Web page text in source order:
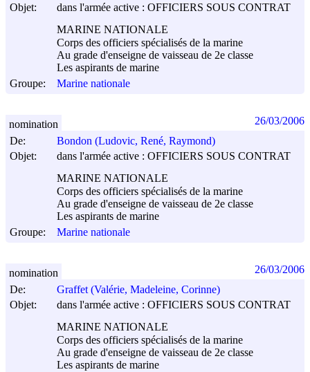
Objet:
dans l'armée active : OFFICIERS SOUS CONTRAT
MARINE NATIONALE
Corps des officiers spécialisés de la marine
Au grade d'enseigne de vaisseau de 2e classe
Les aspirants de marine
Groupe:
Marine nationale
De:
Bondon (Ludovic, René, Raymond)
Objet:
dans l'armée active : OFFICIERS SOUS CONTRAT
MARINE NATIONALE
Corps des officiers spécialisés de la marine
Au grade d'enseigne de vaisseau de 2e classe
Les aspirants de marine
Groupe:
Marine nationale
nomination 26/03/2006
De:
Graffet (Valérie, Madeleine, Corinne)
Objet:
dans l'armée active : OFFICIERS SOUS CONTRAT
MARINE NATIONALE
Corps des officiers spécialisés de la marine
Au grade d'enseigne de vaisseau de 2e classe
Les aspirants de marine
nomination 26/03/2006